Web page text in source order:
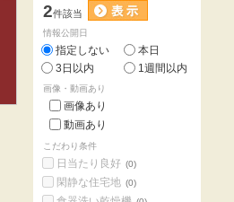
2件該当
情報公開日
指定しない
本日
3日以内
1週間以内
画像・動画あり
画像あり
動画あり
こだわり条件
日当たり良好 (0)
閑静な住宅地 (0)